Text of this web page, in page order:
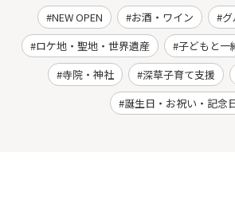
NEW OPEN お酒・ワイン
ロケ地・聖地・世界遺産
子どもと一
寺院・神社
深草子育て支援
誕生日・お祝い・記念